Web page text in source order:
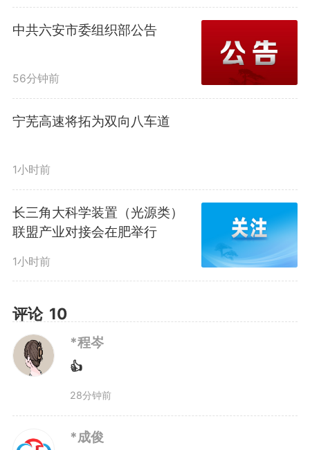
相关负责人介绍，此次入选的案例
各具特色，体现出保护与发展的协
同共进，以生态“高颜值”刷新经
济“高价值”。
具体来看，霍山石斛从濒
危“仙草”变身百亿产业，通过仿野
生栽培与基因保护，让珍稀物种重
焕生机，带动数万林农增收；宣纸
文化园坚守青檀皮、沙田稻草等传
统原料的生态采集技艺，以非物质
文化遗产的活态传承，守护着皖南
山水间的特有物种基因；歙县徽州
鱼灯创新“双域协同”机制，将渔文
中共六安市委组织部公告
56分钟前
宁芜高速将拓为双向八车道
1小时前
长三角大科学装置（光源类）
联盟产业对接会在肥举行
1小时前
评论 10
*程岑
👍
28分钟前
*成俊